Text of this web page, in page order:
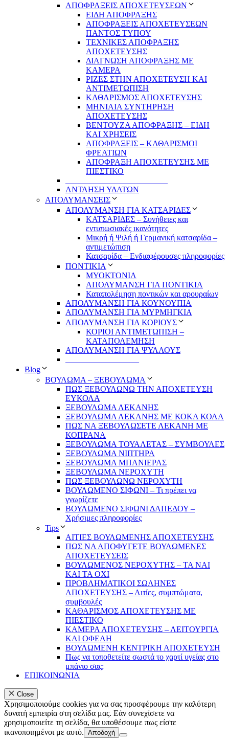
ΑΠΟΦΡΑΞΕΙΣ ΑΠΟΧΕΤΕΥΣΕΩΝ
ΕΙΔΗ ΑΠΟΦΡΑΞΗΣ
ΑΠΟΦΡΑΞΕΙΣ ΑΠΟΧΕΤΕΥΣΕΩΝ
ΠΑΝΤΟΣ ΤΥΠΟΥ
ΤΕΧΝΙΚΕΣ ΑΠΟΦΡΑΞΗΣ
ΑΠΟΧΕΤΕΥΣΗΣ
ΔΙΑΓΝΩΣΗ ΑΠΟΦΡΑΞΗΣ ΜΕ
ΚΑΜΕΡΑ
ΡΙΖΕΣ ΣΤΗΝ ΑΠΟΧΕΤΕΥΣΗ ΚΑΙ
ΑΝΤΙΜΕΤΩΠΙΣΗ
ΚΑΘΑΡΙΣΜΟΣ ΑΠΟΧΕΤΕΥΣΗΣ
ΜΗΝΙΑΙΑ ΣΥΝΤΗΡΗΣΗ
ΑΠΟΧΕΤΕΥΣΗΣ
ΒΕΝΤΟΥΖΑ ΑΠΟΦΡΑΞΗΣ – ΕΙΔΗ
ΚΑΙ ΧΡΗΣΕΙΣ
ΑΠΟΦΡΑΞΕΙΣ – ΚΑΘΑΡΙΣΜΟΙ
ΦΡΕΑΤΙΩΝ
ΑΠΟΦΡΑΞΗ ΑΠΟΧΕΤΕΥΣΗΣ ΜΕ
ΠΙΕΣΤΙΚΟ
ΑΝΤΛΗΣΗ ΥΔΑΤΩΝ
ΑΠΟΛΥΜΑΝΣΕΙΣ
ΑΠΟΛΥΜΑΝΣΗ ΓΙΑ ΚΑΤΣΑΡΙΔΕΣ
ΚΑΤΣΑΡΙΔΕΣ – Συνήθειες και
εντυπωσιακές ικανότητες
Μικρή ή Ψιλή ή Γερμανική κατσαρίδα –
αντιμετώπιση
Κατσαρίδα – Ενδιαφέρουσες πληροφορίες
ΠΟΝΤΙΚΙΑ
ΜΥΟΚΤΟΝΙΑ
ΑΠΟΛΥΜΑΝΣΗ ΓΙΑ ΠΟΝΤΙΚΙΑ
Καταπολέμηση ποντικών και αρουραίων
ΑΠΟΛΥΜΑΝΣΗ ΓΙΑ ΚΟΥΝΟΥΠΙΑ
ΑΠΟΛΥΜΑΝΣΗ ΓΙΑ ΜΥΡΜΗΓΚΙΑ
ΑΠΟΛΥΜΑΝΣΗ ΓΙΑ ΚΟΡΙΟΥΣ
ΚΟΡΙΟΙ ΑΝΤΙΜΕΤΩΠΙΣΗ –
ΚΑΤΑΠΟΛΕΜΗΣΗ
ΑΠΟΛΥΜΑΝΣΗ ΓΙΑ ΨΥΛΛΟΥΣ
Blog
ΒΟΥΛΩΜΑ – ΞΕΒΟΥΛΩΜΑ
ΠΩΣ ΞΕΒΟΥΛΩΝΩ ΤΗΝ ΑΠΟΧΕΤΕΥΣΗ
ΕΥΚΟΛΑ
ΞΕΒΟΥΛΩΜΑ ΛΕΚΑΝΗΣ
ΞΕΒΟΥΛΩΜΑ ΛΕΚΑΝΗΣ ΜΕ ΚΟΚΑ ΚΟΛΑ
ΠΩΣ ΝΑ ΞΕΒΟΥΛΩΣΕΤΕ ΛΕΚΑΝΗ ΜΕ
ΚΟΠΡΑΝΑ
ΞΕΒΟΥΛΩΜΑ ΤΟΥΑΛΕΤΑΣ – ΣΥΜΒΟΥΛΕΣ
ΞΕΒΟΥΛΩΜΑ ΝΙΠΤΗΡΑ
ΞΕΒΟΥΛΩΜΑ ΜΠΑΝΙΕΡΑΣ
ΞΕΒΟΥΛΩΜΑ ΝΕΡΟΧΥΤΗ
ΠΩΣ ΞΕΒΟΥΛΩΝΩ ΝΕΡΟΧΥΤΗ
ΒΟΥΛΩΜΕΝΟ ΣΙΦΩΝΙ – Τι πρέπει να
γνωρίζετε
ΒΟΥΛΩΜΕΝΟ ΣΙΦΩΝΙ ΔΑΠΕΔΟΥ –
Χρήσιμες πληροφορίες
Tips
ΑΙΤΙΕΣ ΒΟΥΛΩΜΕΝΗΣ ΑΠΟΧΕΤΕΥΣΗΣ
ΠΩΣ ΝΑ ΑΠΟΦΥΓΕΤΕ ΒΟΥΛΩΜΕΝΕΣ
ΑΠΟΧΕΤΕΥΣΕΙΣ
ΒΟΥΛΩΜΕΝΟΣ ΝΕΡΟΧΥΤΗΣ – TA NAI
KAI TA OXI
ΠΡΟΒΛΗΜΑΤIKOI ΣΩΛΗΝΕΣ
ΑΠΟΧΕΤΕΥΣΗΣ – Αιτίες, συμπτώματα,
συμβουλές
ΚΑΘΑΡΙΣΜΟΣ ΑΠΟΧΕΤΕΥΣΗΣ ΜΕ
ΠΙΕΣΤΙΚΟ
ΚΑΜΕΡΑ ΑΠΟΧΕΤΕΥΣΗΣ – ΛΕΙΤΟΥΡΓΙΑ
ΚΑΙ ΟΦΕΛΗ
ΒΟΥΛΩΜΕΝΗ ΚΕΝΤΡΙΚΗ ΑΠΟΧΕΤΕΥΣΗ
Πως να τοποθετείτε σωστά το χαρτί υγείας στο
μπάνιο σας;
ΕΠΙΚΟΙΝΩΝΙΑ
Close
Χρησιμοποιούμε cookies για να σας προσφέρουμε την καλύτερη
δυνατή εμπειρία στη σελίδα μας. Εάν συνεχίσετε να
χρησιμοποιείτε τη σελίδα, θα υποθέσουμε πως είστε
ικανοποιημένοι με αυτό. Αποδοχή